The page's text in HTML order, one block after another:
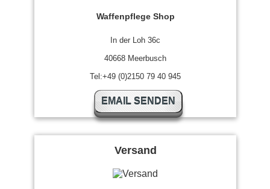
Waffenpflege Shop
In der Loh 36c
40668 Meerbusch
Tel:+49 (0)2150 79 40 945
EMAIL SENDEN
Versand